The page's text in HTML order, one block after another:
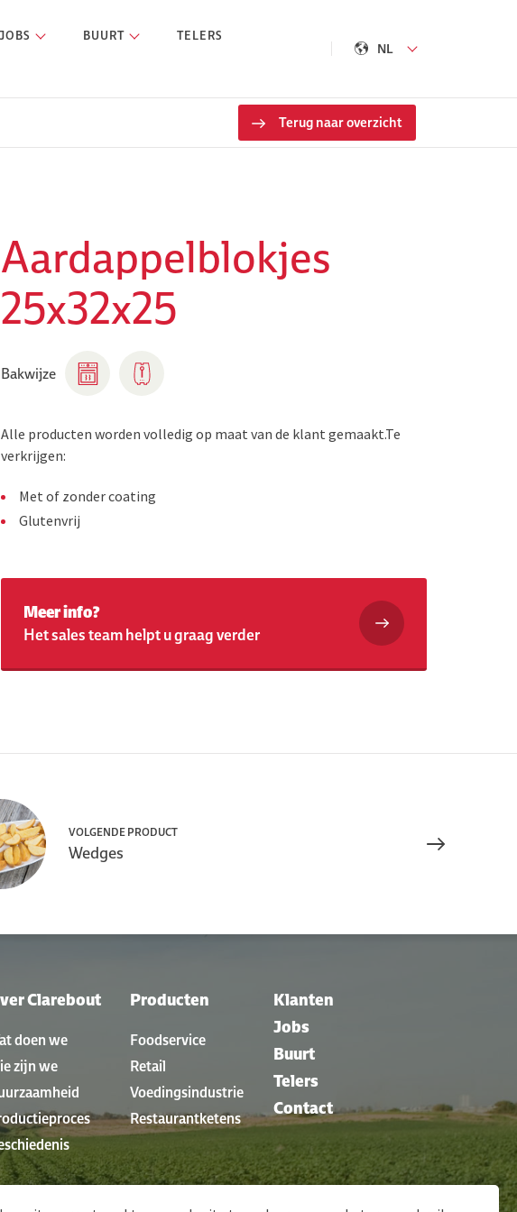
JOBS BUURT
TELERS
NL
Terug naar overzicht
Aardappelblokjes
25x32x25
Bakwijze
Alle producten worden volledig op maat van de klant gemaakt.Te
verkrijgen:
Met of zonder coating
Glutenvrij
Meer info?
Het sales team helpt u graag verder
VOLGENDE PRODUCT
Wedges
Clarebout
doen we
zijn we
Producten
Foodservice
Retail
Voedingsindustrie
Restaurantketens
Klanten
Jobs
Buurt
Telers
Contact